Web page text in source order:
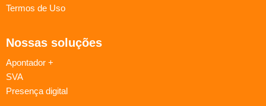
Termos de Uso
Nossas soluções
Apontador +
SVA
Presença digital